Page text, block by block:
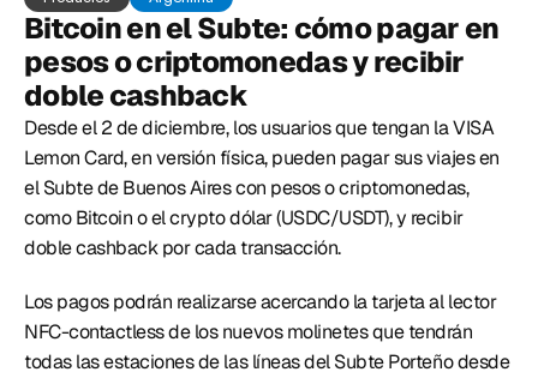
Bitcoin en el Subte: cómo pagar en
pesos o criptomonedas y recibir
doble cashback
Desde el 2 de diciembre, los usuarios que tengan la VISA
Lemon Card, en versión física, pueden pagar sus viajes en
el Subte de Buenos Aires con pesos o criptomonedas,
como Bitcoin o el crypto dólar (USDC/USDT), y recibir
doble cashback por cada transacción.
Los pagos podrán realizarse acercando la tarjeta al lector
NFC-contactless de los nuevos molinetes que tendrán
todas las estaciones de las líneas del Subte Porteño desde